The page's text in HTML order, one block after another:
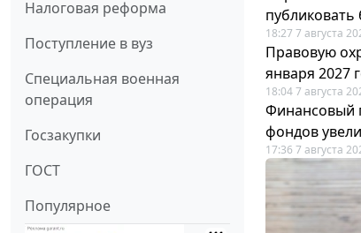
Налоговая реформа
Поступление в вуз
Специальная военная
операция
Госзакупки
ГОСТ
Популярное
публиковать
18:27 7 августа
Правовую
января 2027
18:04 7 августа
Финансовый
фондов
17:36 7 августа